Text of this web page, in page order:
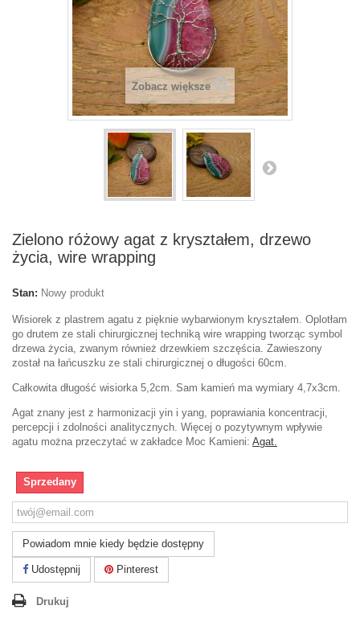
Zobacz większe
Zielono różowy agat z kryształem, drzewo
życia, wire wrapping
Stan: Nowy produkt
Wisiorek z plastrem agatu z pięknie wybarwionym kryształem. Oplotłam
go drutem ze stali chirurgicznej techniką wire wrapping tworząc symbol
drzewa życia, zwanym również drzewkiem szczęścia. Zawieszony
został na łańcuszku ze stali chirurgicznej o długości 60cm.
Całkowita długość wisiorka 5,2cm. Sam kamień ma wymiary 4,7x3cm.
Agat znany jest z harmonizacji yin i yang, poprawiania koncentracji,
percepcji i zdolności analitycznych. Więcej o pozytywnym wpływie
agatu można przeczytać w zakładce Moc Kamieni: Agat.
Sprzedany
Powiadom mnie kiedy będzie dostępny
Udostępnij Pinterest
Drukuj